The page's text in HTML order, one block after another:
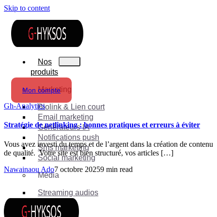
Skip to content
Nos
produits
Marketing
Biolink & Lien court
Email marketing
Générateurs IA
Notifications push
Sms marketing
Social marketing
Média
Streaming audios
Suite
Mon compte
Gh-Analytics
Stratégie de netlinking : bonnes pratiques et erreurs à éviter
Vous avez investi du temps et de l’argent dans la création de contenu
de qualité. Votre site est bien structuré, vos articles […]
Nawainaou Ado7 octobre 20259 min read